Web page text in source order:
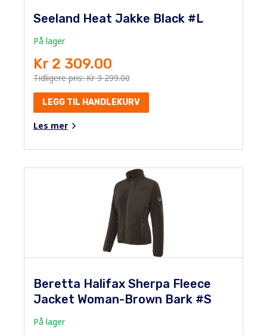
Seeland Heat Jakke Black #L
På lager
Kr 2 309.00
Tidligere pris: Kr 3 299.00
LEGG TIL HANDLEKURV
Les mer
Beretta Halifax Sherpa Fleece
Jacket Woman-Brown Bark #S
På lager